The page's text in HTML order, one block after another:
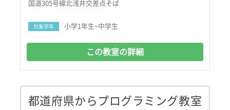
国道305号線北浅井交差点そば
対象学年 小学1年生~中学生
この教室の詳細
都道府県からプログラミング教室